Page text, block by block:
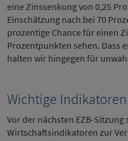
eine Zinssenkung von 0,25
Einschätzung nach bei 70
prozentige Chance für einen
Prozentpunkten sehen. Dass
halten wir hingegen für
Wichtige
Vor der nächsten EZB-
Wirtschaftsindikatoren zur